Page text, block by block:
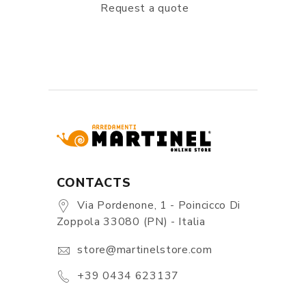
Request a quote
CONTACTS
Via Pordenone, 1 - Poincicco Di
Zoppola 33080 (PN) - Italia
store@martinelstore.com
+39 0434 623137